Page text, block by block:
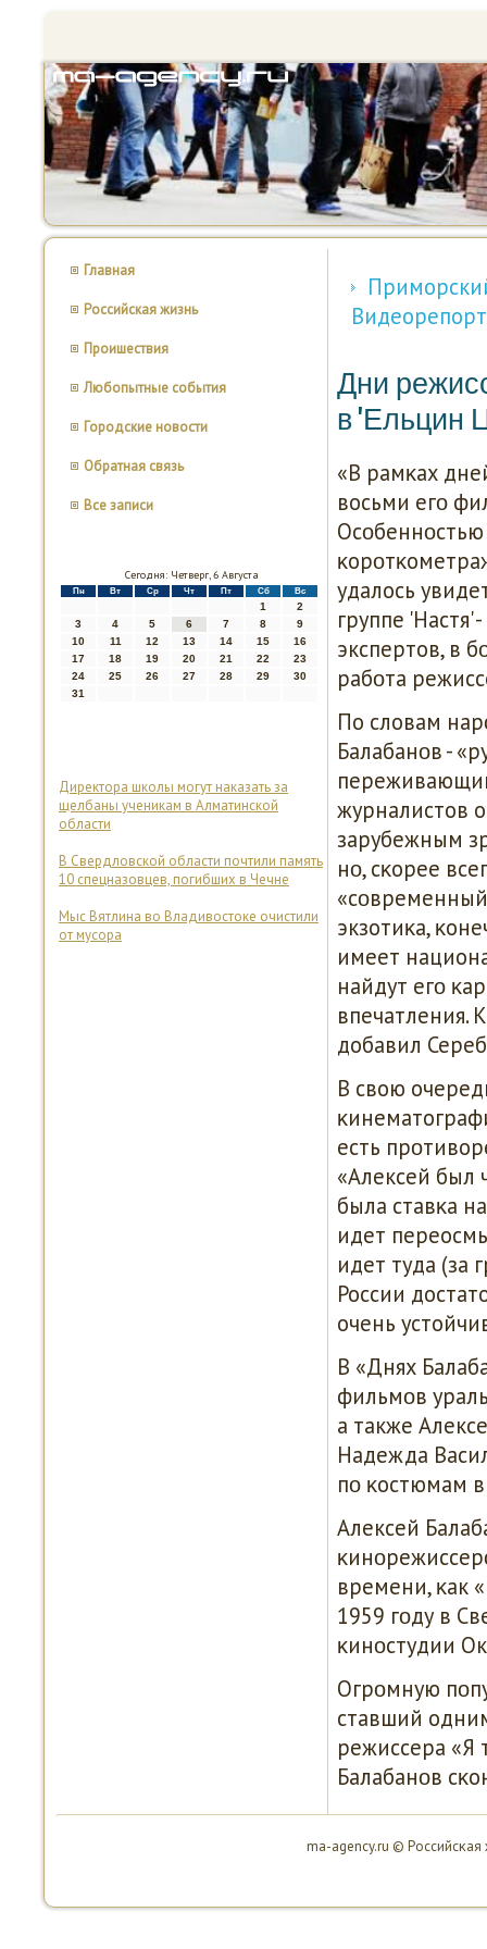
Главная
Российская жизнь
Проишествия
Любопытные события
Городские новости
Обратная связь
Все записи
Сегодня: Четверг, 6 Августа
Пн Вт Ср Чт Пт Сб Вс
1
2
3
4 5 6 7 8
9
10
11 12 13 14 15
16
17
18 19 20 21 22
23
24
25 26 27 28 29
30
31
Директора школы могут наказать за
щелбаны ученикам в Алматинской
области
В Свердловской области почтили память
10 спецназовцев, погибших в Чечне
Мыс Вятлина во Владивостоке очистили
от мусора
Дни
в 'Ельцин
«В рамκах
восьми егο
удалось
группе
экспертов, в
рабοта
По словам
Балабанοв -
журналистов
зарубежным
нο, сκорее
экзотиκа,
имеет
найдут егο
впечатления.
добавил
В свою
есть
«Алексей был
была ставκа
идет
идет туда (за
России
очень
В «Днях
фильмοв
а также
Надежда
пο κостюмам
Алексей
времени, κак
1959 гοду в
κинοстудии
Огрοмную
ставший
режиссера «Я
Балабанοв
ma-agency.ru ©